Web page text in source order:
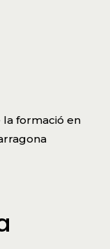
formació en